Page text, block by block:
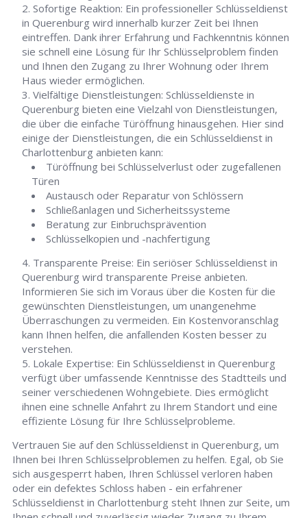
Sofortige Reaktion: Ein professioneller Schlüsseldienst
in Querenburg wird innerhalb kurzer Zeit bei Ihnen
eintreffen. Dank ihrer Erfahrung und Fachkenntnis können
sie schnell eine Lösung für Ihr Schlüsselproblem finden
und Ihnen den Zugang zu Ihrer Wohnung oder Ihrem
Haus wieder ermöglichen.
Vielfältige Dienstleistungen: Schlüsseldienste in
Querenburg bieten eine Vielzahl von Dienstleistungen,
die über die einfache Türöffnung hinausgehen. Hier sind
einige der Dienstleistungen, die ein Schlüsseldienst in
Charlottenburg anbieten kann:
Türöffnung bei Schlüsselverlust oder zugefallenen
Türen
Austausch oder Reparatur von Schlössern
Schließanlagen und Sicherheitssysteme
Beratung zur Einbruchsprävention
Schlüsselkopien und -nachfertigung
Transparente Preise: Ein seriöser Schlüsseldienst in
Querenburg wird transparente Preise anbieten.
Informieren Sie sich im Voraus über die Kosten für die
gewünschten Dienstleistungen, um unangenehme
Überraschungen zu vermeiden. Ein Kostenvoranschlag
kann Ihnen helfen, die anfallenden Kosten besser zu
verstehen.
Lokale Expertise: Ein Schlüsseldienst in Querenburg
verfügt über umfassende Kenntnisse des Stadtteils und
seiner verschiedenen Wohngebiete. Dies ermöglicht
ihnen eine schnelle Anfahrt zu Ihrem Standort und eine
effiziente Lösung für Ihre Schlüsselprobleme.
Vertrauen Sie auf den Schlüsseldienst in Querenburg, um
Ihnen bei Ihren Schlüsselproblemen zu helfen. Egal, ob Sie
sich ausgesperrt haben, Ihren Schlüssel verloren haben
oder ein defektes Schloss haben - ein erfahrener
Schlüsseldienst in Charlottenburg steht Ihnen zur Seite, um